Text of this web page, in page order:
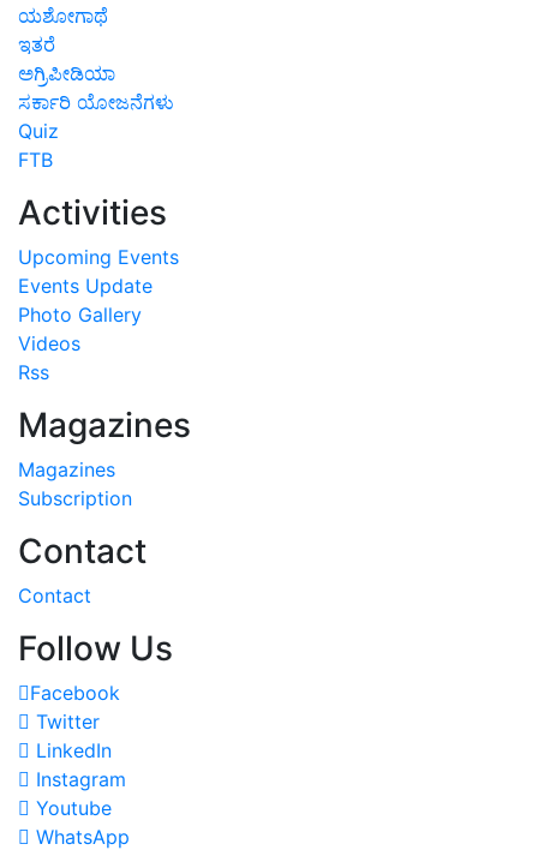
ಇತರೆ
ಅಗ್ರಿಪೀಡಿಯಾ
ಸರ್ಕಾರಿ ಯೋಜನೆಗಳು
Quiz
FTB
Upcoming Events
Events Update
Photo Gallery
Videos
Rss
Magazines
Subscription
Contact
Contact
Facebook
Twitter
LinkedIn
Instagram
Youtube
WhatsApp